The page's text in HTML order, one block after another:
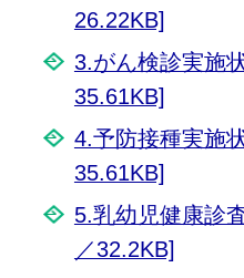
26.22KB]
3.がん検診実施
35.61KB]
4.予防接種実施
35.61KB]
5.乳幼児健康診
／32.2KB]